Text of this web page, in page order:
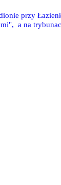
przy
a na